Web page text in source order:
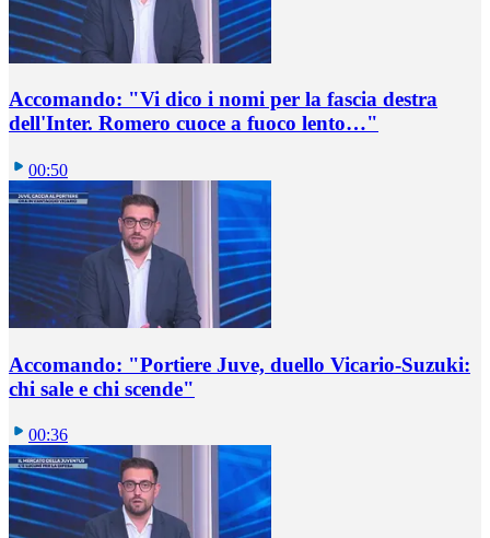
Accomando: "Vi dico i nomi per la fascia destra
dell'Inter. Romero cuoce a fuoco lento…"
00:50
Accomando: "Portiere Juve, duello Vicario-Suzuki:
chi sale e chi scende"
00:36